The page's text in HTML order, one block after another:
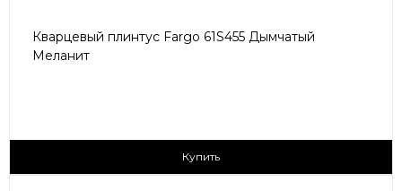
Кварцевый плинтус Fargo 61S455 Дымчатый
Меланит
Купить